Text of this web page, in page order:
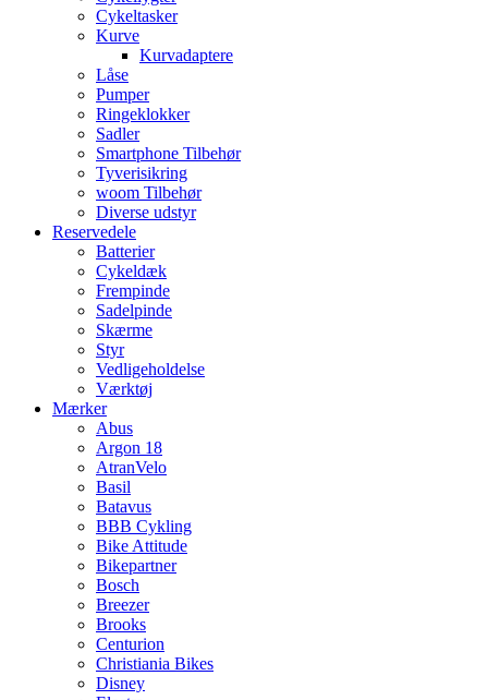
Cykeltasker
Kurve
Kurvadaptere
Låse
Pumper
Ringeklokker
Sadler
Smartphone Tilbehør
Tyverisikring
woom Tilbehør
Diverse udstyr
Reservedele
Batterier
Cykeldæk
Frempinde
Sadelpinde
Skærme
Styr
Vedligeholdelse
Værktøj
Mærker
Abus
Argon 18
AtranVelo
Basil
Batavus
BBB Cykling
Bike Attitude
Bikepartner
Bosch
Breezer
Brooks
Centurion
Christiania Bikes
Disney